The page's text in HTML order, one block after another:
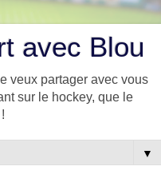
avec Blou
veux partager avec vous
sur le hockey, que le
▼